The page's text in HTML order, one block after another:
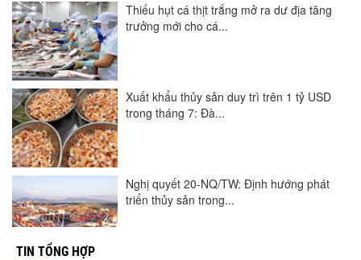
Thiếu hụt cá thịt trắng mở ra dư địa tăng
trưởng mới cho cá...
Xuất khẩu thủy sản duy trì trên 1 tỷ USD
trong tháng 7: Đà...
Nghị quyết 20-NQ/TW: Định hướng phát
triển thủy sản trong...
TIN TỔNG HỢP